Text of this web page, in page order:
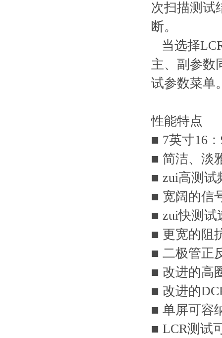
次扫描测试
断。
当选择
主、副参数
试参数菜单
性能特点
■ 7英寸16
■ 简洁、淡
■ zui高测试
■ 宽阔的信
■ zui快测试
■ 更宽的阻
■ 二极管正
■ 改进的高
■ 改进的
■ 单屏可容
■ LCR测试